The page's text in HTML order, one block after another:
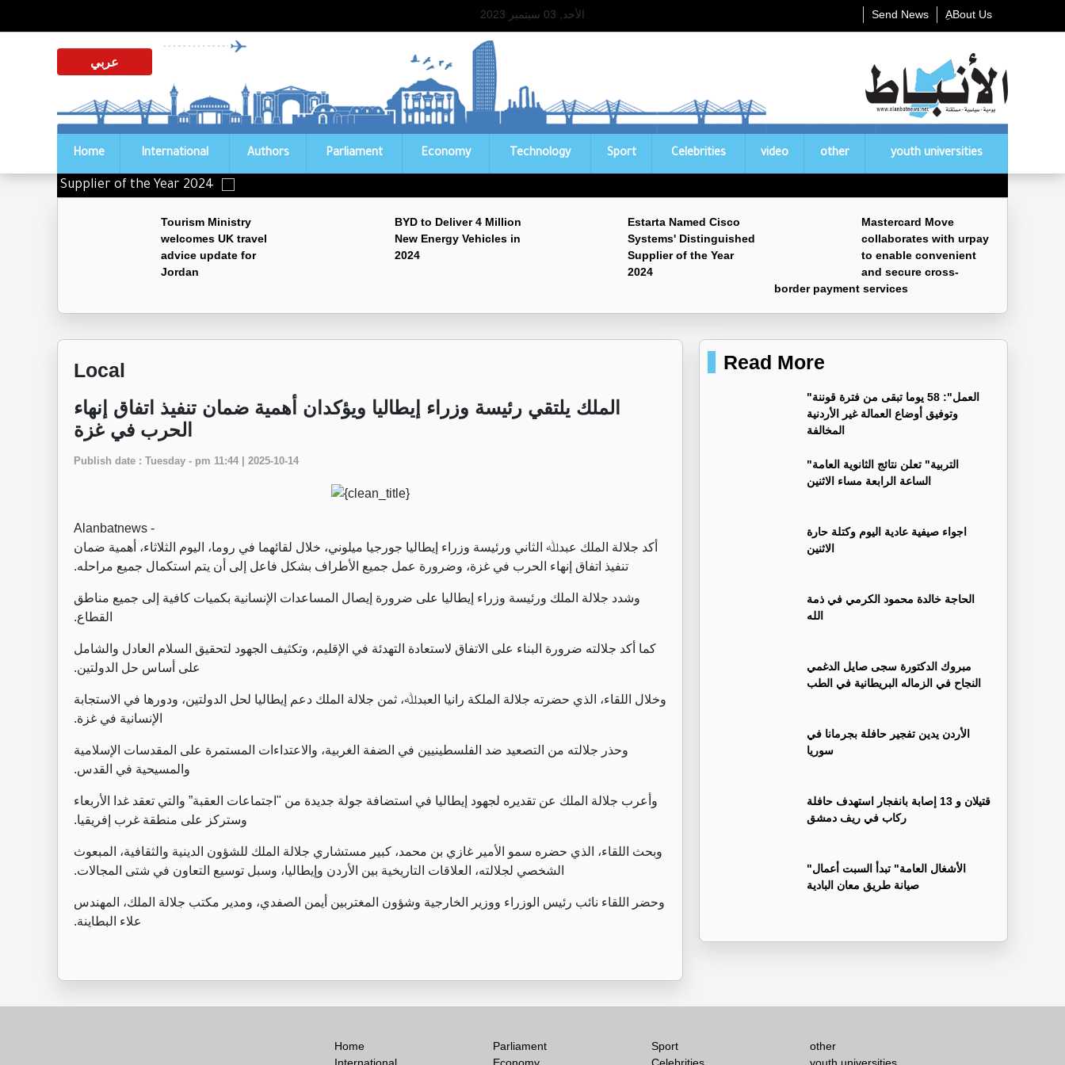
الأحد, 03 سبتمبر 2023 ِABout Us Send News
عربي
Home International Authors Parliament Economy Technology Sport Celebrities video other youth universities
Supplier of the Year 2024
Tourism Ministry
welcomes UK travel
advice update for
Jordan
BYD to Deliver 4 Million
New Energy Vehicles in
2024
Estarta Named Cisco
Systems' Distinguished
Supplier of the Year
2024
Mastercard Move
collaborates with urpay
to enable convenient
and secure cross-
border payment services
Local
الملك يلتقي رئيسة وزراء إيطاليا ويؤكدان أهمية ضمان تنفيذ اتفاق إنهاء
الحرب في غزة
Publish date : Tuesday - pm 11:44 | 2025-10-14
Alanbatnews -
أكد جلالة الملك عبدﷲ الثاني ورئيسة وزراء إيطاليا جورجيا ميلوني، خلال لقائهما في روما، اليوم الثلاثاء، أهمية ضمان
تنفيذ اتفاق إنهاء الحرب في غزة، وضرورة عمل جميع الأطراف بشكل فاعل إلى أن يتم استكمال جميع مراحله.
وشدد جلالة الملك ورئيسة وزراء إيطاليا على ضرورة إيصال المساعدات الإنسانية بكميات كافية إلى جميع مناطق
القطاع.
كما أكد جلالته ضرورة البناء على الاتفاق لاستعادة التهدئة في الإقليم، وتكثيف الجهود لتحقيق السلام العادل والشامل
على أساس حل الدولتين.
وخلال اللقاء، الذي حضرته جلالة الملكة رانيا العبدﷲ، ثمن جلالة الملك دعم إيطاليا لحل الدولتين، ودورها في الاستجابة
الإنسانية في غزة.
وحذر جلالته من التصعيد ضد الفلسطينيين في الضفة الغربية، والاعتداءات المستمرة على المقدسات الإسلامية
والمسيحية في القدس.
وأعرب جلالة الملك عن تقديره لجهود إيطاليا في استضافة جولة جديدة من "اجتماعات العقبة” والتي تعقد غدا الأربعاء
وستركز على منطقة غرب إفريقيا.
وبحث اللقاء، الذي حضره سمو الأمير غازي بن محمد، كبير مستشاري جلالة الملك للشؤون الدينية والثقافية، المبعوث
الشخصي لجلالته، العلاقات التاريخية بين الأردن وإيطاليا، وسبل توسيع التعاون في شتى المجالات.
وحضر اللقاء نائب رئيس الوزراء ووزير الخارجية وشؤون المغتربين أيمن الصفدي، ومدير مكتب جلالة الملك، المهندس
علاء البطاينة.
Read More
"العمل": 58 يوما تبقى من فترة قوننة
وتوفيق أوضاع العمالة غير الأردنية
المخالفة
"التربية" تعلن نتائج الثانوية العامة
الساعة الرابعة مساء الاثنين
اجواء صيفية عادية اليوم وكتلة حارة
الاثنين
الحاجة خالدة محمود الكرمي في ذمة
الله
مبروك الدكتورة سجى صايل الدغمي
النجاح في الزماله البريطانية في الطب
الأردن يدين تفجير حافلة بجرمانا في
سوريا
قتيلان و 13 إصابة بانفجار استهدف حافلة
ركاب في ريف دمشق
"الأشغال العامة" تبدأ السبت أعمال
صيانة طريق معان البادية
Home
Parliament
Sport
other